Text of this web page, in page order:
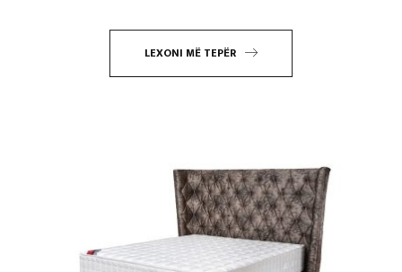
LEXONI MË TEPËR